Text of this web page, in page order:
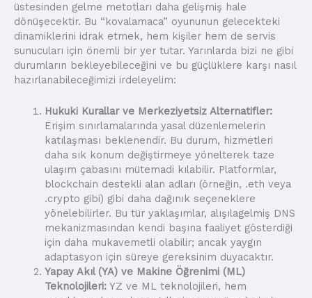
üstesinden gelme metotları daha gelişmiş hale
dönüşecektir. Bu “kovalamaca” oyununun gelecekteki
dinamiklerini idrak etmek, hem kişiler hem de servis
sunucuları için önemli bir yer tutar. Yarınlarda bizi ne gibi
durumların bekleyebileceğini ve bu güçlüklere karşı nasıl
hazırlanabileceğimizi irdeleyelim:
Hukuki Kurallar ve Merkeziyetsiz Alternatifler:
Erişim sınırlamalarında yasal düzenlemelerin
katılaşması beklenendir. Bu durum, hizmetleri
daha sık konum değiştirmeye yönelterek taze
ulaşım çabasını mütemadi kılabilir. Platformlar,
blockchain destekli alan adları (örneğin, .eth veya
.crypto gibi) gibi daha dağınık seçeneklere
yönelebilirler. Bu tür yaklaşımlar, alışılagelmiş DNS
mekanizmasından kendi başına faaliyet gösterdiği
için daha mukavemetli olabilir; ancak yaygın
adaptasyon için süreye gereksinim duyacaktır.
Yapay Akıl (YA) ve Makine Öğrenimi (ML)
Teknolojileri:YZ ve ML teknolojileri, hem